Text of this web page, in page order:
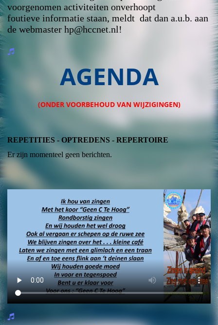
voorgenomen activiteiten onverhoopt
foutieve informatie staan, meldt dat dan a.u.b. aan
de webmaster hp@hccnet.nl!
AGENDA
(ONDER VOORBEHOUD VAN WIJZIGINGEN)
REPETITIES - OPTREDENS - REPERTOIRE
Er zijn momenteel geen berichten.